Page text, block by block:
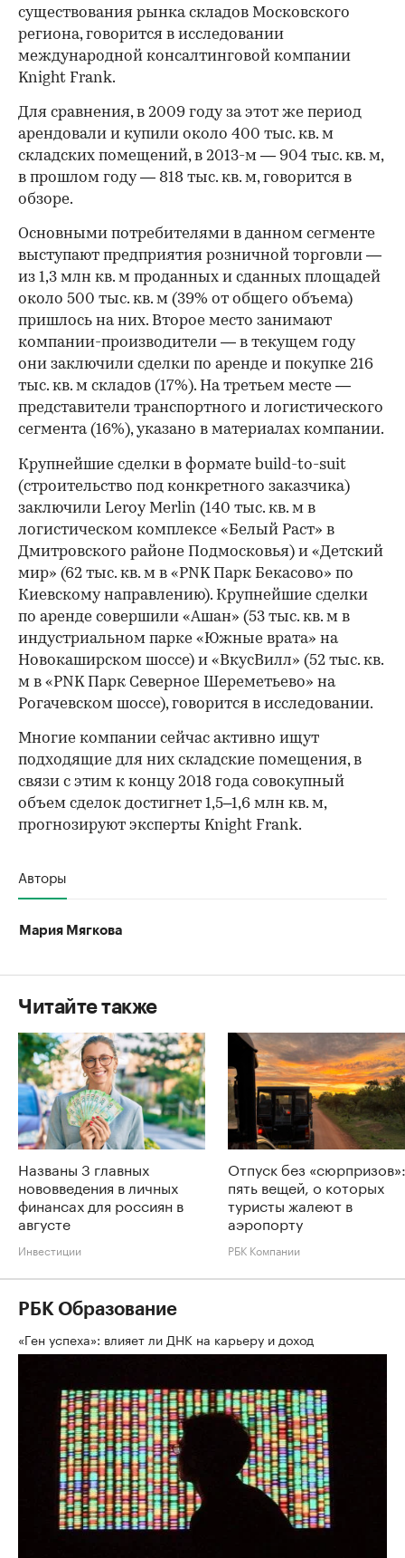
существования рынка складов Московского
региона, говорится в исследовании
международной консалтинговой компании
Knight Frank.
Для сравнения, в 2009 году за этот же период
арендовали и купили около 400 тыс. кв. м
складских помещений, в 2013-м — 904 тыс. кв. м,
в прошлом году — 818 тыс. кв. м, говорится в
обзоре.
Основными потребителями в данном сегменте
выступают предприятия розничной торговли —
из 1,3 млн кв. м проданных и сданных площадей
около 500 тыс. кв. м (39% от общего объема)
пришлось на них. Второе место занимают
компании-производители — в текущем году
они заключили сделки по аренде и покупке 216
тыс. кв. м складов (17%). На третьем месте —
представители транспортного и логистического
сегмента (16%), указано в материалах компании.
00:00 / 00:00
Крупнейшие сделки в формате build-to-suit
(строительство под конкретного заказчика)
заключили Leroy Merlin (140 тыс. кв. м в
логистическом комплексе «Белый Раст» в
Дмитровского районе Подмосковья) и «Детский
мир» (62 тыс. кв. м в «PNK Парк Бекасово» по
Киевскому направлению). Крупнейшие сделки
по аренде совершили «Ашан» (53 тыс. кв. м в
индустриальном парке «Южные врата» на
Новокаширском шоссе) и «ВкусВилл» (52 тыс. кв.
м в «PNK Парк Северное Шереметьево» на
Рогачевском шоссе), говорится в исследовании.
Многие компании сейчас активно ищут
подходящие для них складские помещения, в
связи с этим к концу 2018 года совокупный
объем сделок достигнет 1,5–1,6 млн кв. м,
прогнозируют эксперты Knight Frank.
Авторы
Мария Мягкова
Читайте также
Названы 3 главных
нововведения в личных
финансах для россиян в
августе
Инвестиции
Отпуск без «сюрпризов»:
пять вещей, о которых
туристы жалеют в
аэропорту
РБК Компании
РБК Образование
«Ген успеха»: влияет ли ДНК на карьеру и доход